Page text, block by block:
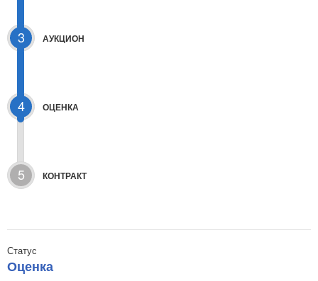
3 АУКЦИОН
4 ОЦЕНКА
5 КОНТРАКТ
Статус
Оценка